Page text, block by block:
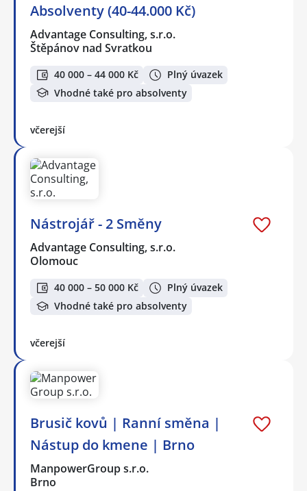
Absolventy (40-44.000 Kč)
Advantage Consulting, s.r.o.
Štěpánov nad Svratkou
40 000 – 44 000 Kč
Plný úvazek
Vhodné také pro absolventy
včerejší
Nástrojář - 2 Směny
Advantage Consulting, s.r.o.
Olomouc
40 000 – 50 000 Kč
Plný úvazek
Vhodné také pro absolventy
včerejší
Brusič kovů | Ranní směna |
Nástup do kmene | Brno
ManpowerGroup s.r.o.
Brno